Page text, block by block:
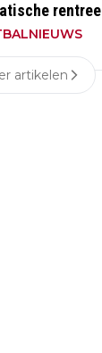
slaag in
artikelen